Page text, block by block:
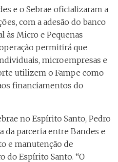
e o Sebrae oficializaram a
com a adesão do banco
às Micro e Pequenas
permitirá que
microempresas e
utilizem o Fampe como
financiamentos do
no Espírito Santo, Pedro
da parceria entre Bandes e
e manutenção de
do Espírito Santo. “O